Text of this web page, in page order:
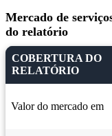
Mercado de
do relatório
COBERTURA DO
RELATÓRIO
Valor do mercado em